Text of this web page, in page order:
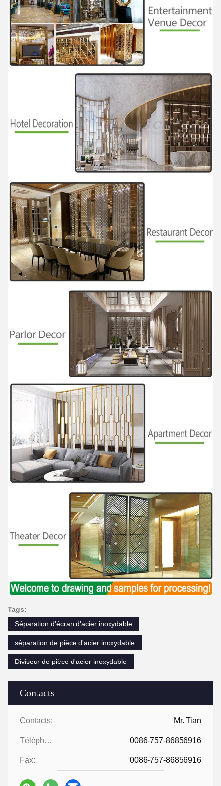
Contacts
Contacts: Mr. Tian
Téléphone: 0086-757-86856916
Fax: 0086-757-86856916
Tags:
Séparation d'écran d'acier inoxydable
séparation de pièce d'acier inoxydable
Diviseur de pièce d'acier inoxydable